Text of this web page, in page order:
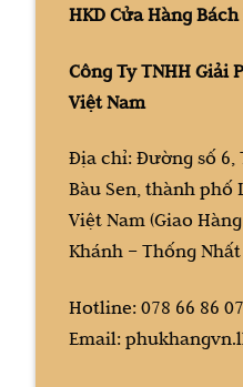
HKD Cửa Hàng
Công Ty TNHH Giải
Việt Nam
Địa chỉ: Đường số 6,
Bàu Sen, thành phố
Việt Nam (Giao
Khánh – Thống
Hotline: 078 66 86
Email: